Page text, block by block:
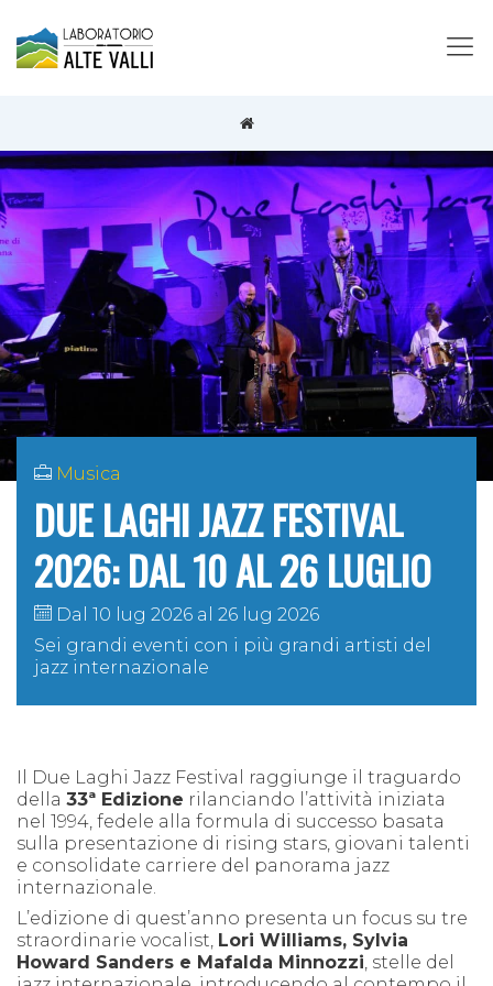
Musica
DUE LAGHI JAZZ FESTIVAL
2026: DAL 10 AL 26 LUGLIO
Dal 10 lug 2026 al 26 lug 2026
Sei grandi eventi con i più grandi artisti del
jazz internazionale
Il Due Laghi Jazz Festival raggiunge il traguardo
della 33ª Edizione rilanciando l’attività iniziata
nel 1994, fedele alla formula di successo basata
sulla presentazione di rising stars, giovani talenti
e consolidate carriere del panorama jazz
internazionale.
L’edizione di quest’anno presenta un focus su tre
straordinarie vocalist, Lori Williams, Sylvia
Howard Sanders e Mafalda Minnozzi , stelle del